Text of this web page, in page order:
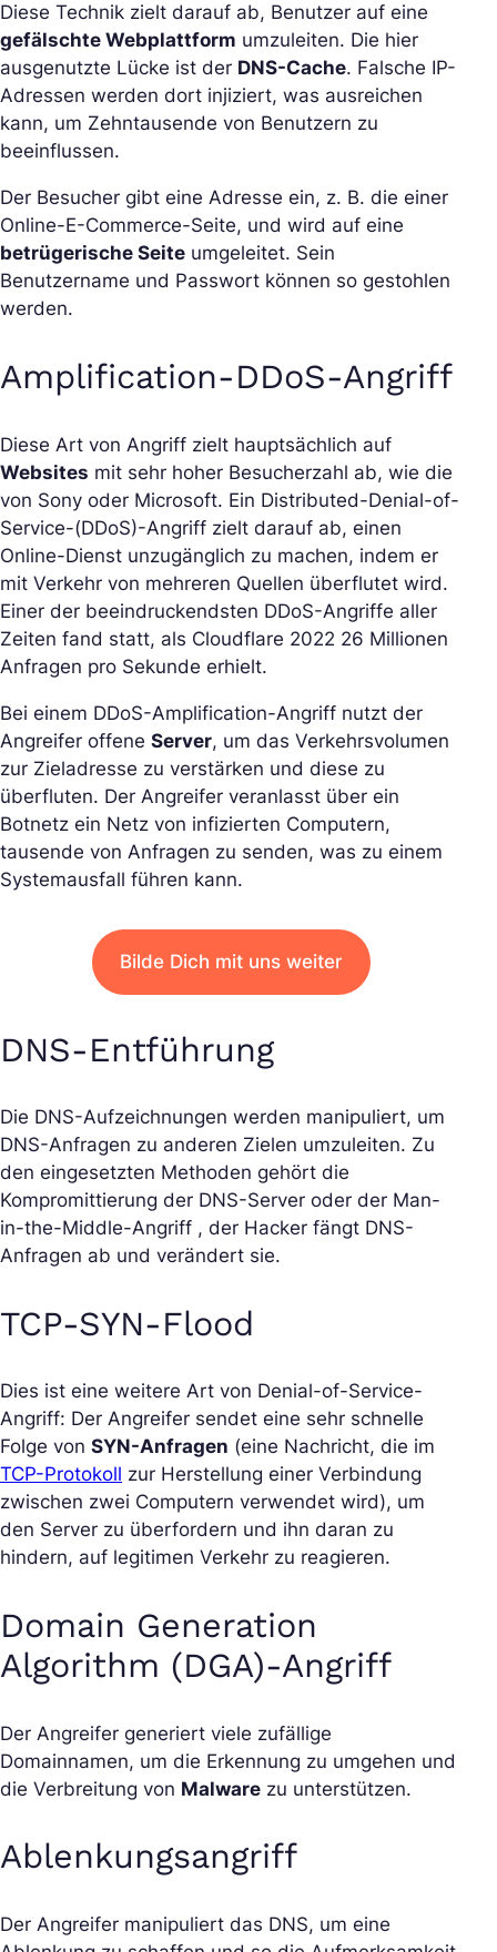
Diese Technik zielt darauf ab, Benutzer auf eine
gefälschte Webplattform umzuleiten. Die hier
ausgenutzte Lücke ist der DNS-Cache. Falsche IP-
Adressen werden dort injiziert, was ausreichen
kann, um Zehntausende von Benutzern zu
beeinflussen.
Der Besucher gibt eine Adresse ein, z. B. die einer
Online-E-Commerce-Seite, und wird auf eine
betrügerische Seite umgeleitet. Sein
Benutzername und Passwort können so gestohlen
werden.
Amplification-DDoS-Angriff
Diese Art von Angriff zielt hauptsächlich auf
Websites mit sehr hoher Besucherzahl ab, wie die
von Sony oder Microsoft. Ein Distributed-Denial-of-
Service-(DDoS)-Angriff zielt darauf ab, einen
Online-Dienst unzugänglich zu machen, indem er
mit Verkehr von mehreren Quellen überflutet wird.
Einer der beeindruckendsten DDoS-Angriffe aller
Zeiten fand statt, als Cloudflare 2022 26 Millionen
Anfragen pro Sekunde erhielt.
Bei einem DDoS-Amplification-Angriff nutzt der
Angreifer offene Server, um das Verkehrsvolumen
zur Zieladresse zu verstärken und diese zu
überfluten. Der Angreifer veranlasst über ein
Botnetz ein Netz von infizierten Computern,
tausende von Anfragen zu senden, was zu einem
Systemausfall führen kann.
Bilde Dich mit uns weiter
DNS-Entführung
Die DNS-Aufzeichnungen werden manipuliert, um
DNS-Anfragen zu anderen Zielen umzuleiten. Zu
den eingesetzten Methoden gehört die
Kompromittierung der DNS-Server oder der Man-
in-the-Middle-Angriff , der Hacker fängt DNS-
Anfragen ab und verändert sie.
TCP-SYN-Flood
Dies ist eine weitere Art von Denial-of-Service-
Angriff: Der Angreifer sendet eine sehr schnelle
Folge von SYN-Anfragen (eine Nachricht, die im
TCP-Protokoll zur Herstellung einer Verbindung
zwischen zwei Computern verwendet wird), um
den Server zu überfordern und ihn daran zu
hindern, auf legitimen Verkehr zu reagieren.
Domain Generation
Algorithm (DGA)-Angriff
Der Angreifer generiert viele zufällige
Domainnamen, um die Erkennung zu umgehen und
die Verbreitung von Malware zu unterstützen.
Ablenkungsangriff
Der Angreifer manipuliert das DNS, um eine